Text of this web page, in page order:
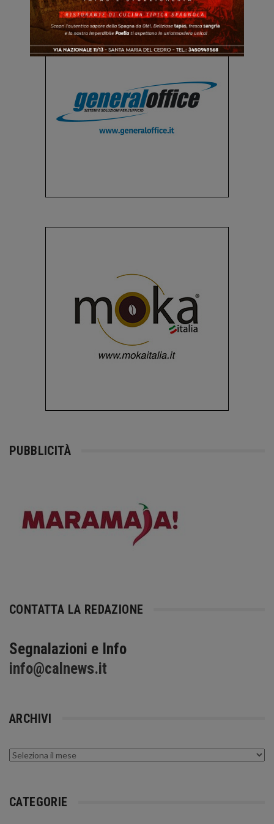
PUBBLICITÀ
CONTATTA LA REDAZIONE
Segnalazioni e Info
info@calnews.it
ARCHIVI
Archivi
CATEGORIE